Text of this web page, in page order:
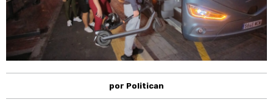
por Politican